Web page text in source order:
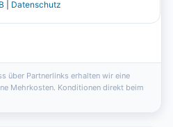
über Partnerlinks erhalten wir eine
Mehrkosten. Konditionen direkt beim